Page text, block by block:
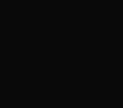
красоты, ресторан и
Рублево-Успенскому